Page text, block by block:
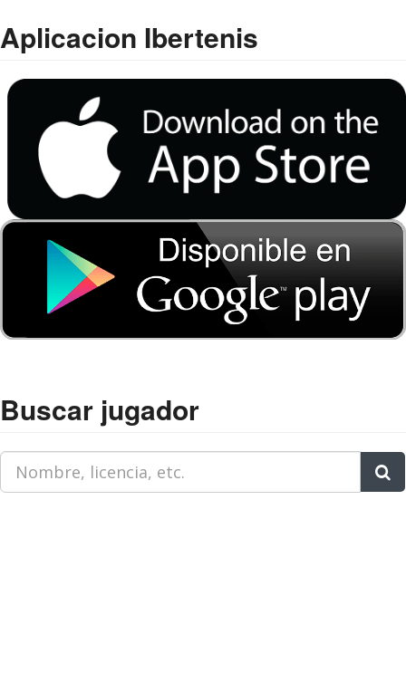
Aplicacion Ibertenis
Buscar jugador